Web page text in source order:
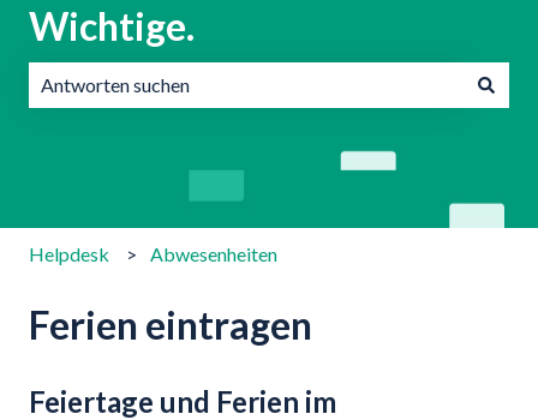
Wichtige.
Helpdesk Abwesenheiten
Ferien eintragen
Feiertage und Ferien im